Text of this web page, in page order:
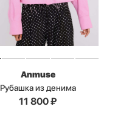
Anmuse
Рубашка из денима
11 800₽